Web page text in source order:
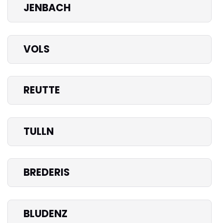
JENBACH
VOLS
REUTTE
TULLN
BREDERIS
BLUDENZ